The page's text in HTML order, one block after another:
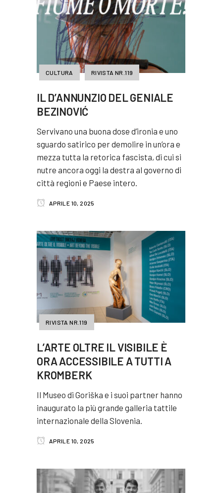
CULTURA RIVISTA NR.119
IL D’ANNUNZIO DEL GENIALE
BEZINOVIĆ
Servivano una buona dose d’ironia e uno
sguardo satirico per demolire in un’ora e
mezza tutta la retorica fascista, di cui si
nutre ancora oggi la destra al governo di
città regioni e Paese intero.
APRILE 10, 2025
RIVISTA NR.119
L’ARTE OLTRE IL VISIBILE È
ORA ACCESSIBILE A TUTTI A
KROMBERK
Il Museo di Goriška e i suoi partner hanno
inaugurato la più grande galleria tattile
internazionale della Slovenia.
APRILE 10, 2025